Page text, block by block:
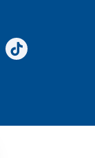
Youtube
Gallerie sur Flickr
Notre Instagram